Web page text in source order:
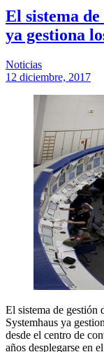
El sistema
ya gestiona
Noticias
12 diciembre, 2017
El sistema de gestión
Systemhaus ya
desde el centro de
años desplegarse en